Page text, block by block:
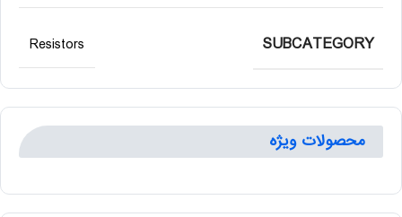
SUBCATEGORY
Resistors
محصولات ویژه